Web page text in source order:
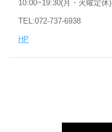
10:00~19:30(月・火曜定休)
TEL:072-737-6938
HP